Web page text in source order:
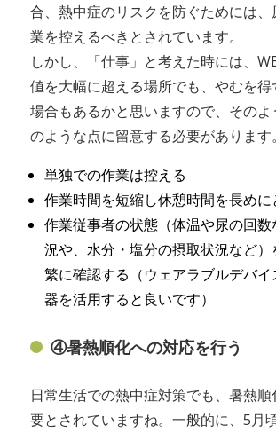
合、熱中症のリスクを防ぐためには
業を控えるべきとされています。
しかし、「仕事」と考えた時には、
値を大幅に超える場所でも、やむを得
場合もあるかと思いますので、その
のような点に留意する必要があります。
単独での作業は控える
作業時間を短縮し休憩時間を長めに
作業従事者の状態（体温や尿の回
況や、水分・塩分の摂取状況など
繁に確認する（ウェアラブルデバ
器を活用すると良いです）
④暑熱順化への対応を行う
日常生活での熱中症対策でも、暑熱
要とされていますね。一般的に、5月